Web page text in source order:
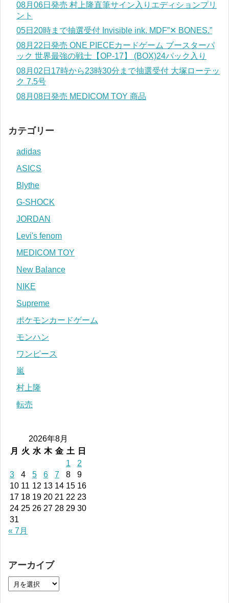
08月06日発売 村上隆直筆サイン入りエディションプリ
ント
05日20時まで抽選受付 Invisible ink. MDF”✕ BONES.”
08月22日発売 ONE PIECEカードゲーム ブースターパ
ック 世界最強の戦士【OP-17】 (BOX)24パック入り
08月02日17時から23時30分まで抽選受付 大塚ローテッ
ク 7.5号
08月08日発売 MEDICOM TOY 商品
カテゴリー
adidas
ASICS
Blythe
G-SHOCK
JORDAN
Levi's fenom
MEDICOM TOY
New Balance
NIKE
Supreme
ポケモンカードゲーム
モンハン
ワンピース
嵐
村上隆
転売
2026年8月
月
火 水 木 金 土
日
1
2
3
4 5 6 7 8
9
10 11 12 13 14 15 16
17 18 19 20 21 22 23
24 25 26 27 28 29 30
31
« 7月
アーカイブ